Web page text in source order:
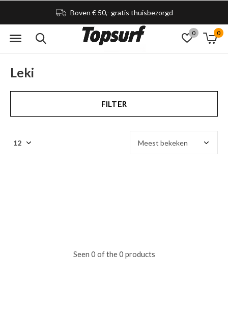
0 0
Boven € 50,- gratis thuisbezorgd
Leki
FILTER
Seen 0 of the 0 products